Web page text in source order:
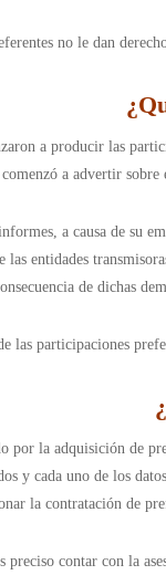
no le dan
a producir las
a advertir
a causa de su
las entidades
de dichas
las participaciones
por la adquisición de
y cada uno de los
la contratación de
preciso contar con la